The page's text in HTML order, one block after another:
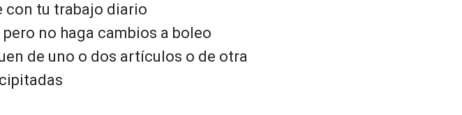
con tu trabajo diario
no haga cambios a boleo
de uno o dos artículos o de otra